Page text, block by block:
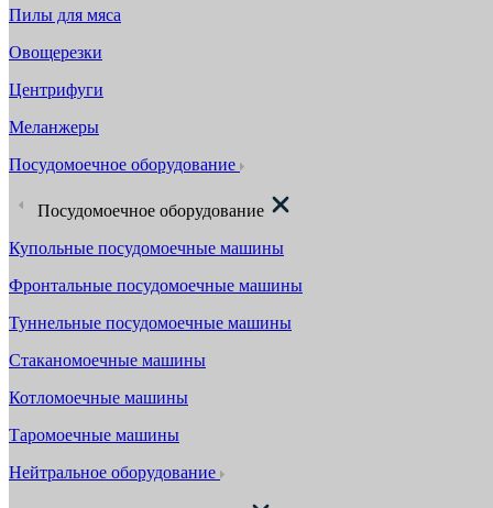
Пилы для мяса
Овощерезки
Центрифуги
Меланжеры
Посудомоечное оборудование
Посудомоечное оборудование
Купольные посудомоечные машины
Фронтальные посудомоечные машины
Туннельные посудомоечные машины
Стаканомоечные машины
Котломоечные машины
Таромоечные машины
Нейтральное оборудование